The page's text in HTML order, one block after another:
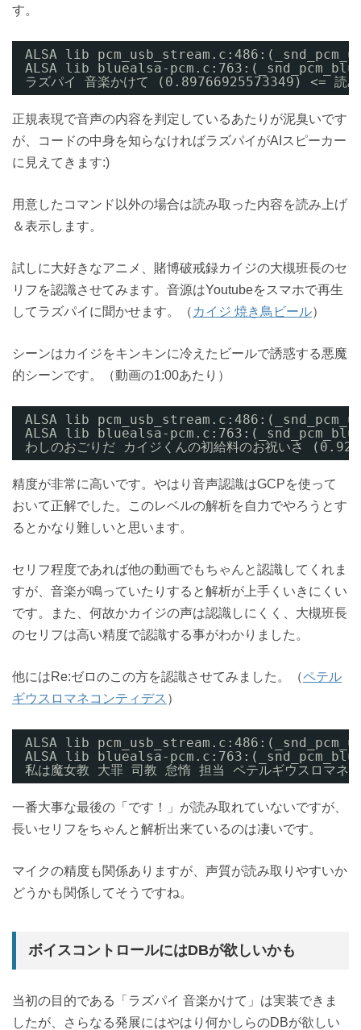
す。
ALSA lib
ALSA lib bluealsa-
ラズパイ 音楽かけて (0.89766925573349) <= 読み
正規表現で音声の内容を判定しているあたりが泥臭いです
が、コードの中身を知らなければラズパイがAIスピーカー
に見えてきます:)
用意したコマンド以外の場合は読み取った内容を読み上げ
＆表示します。
試しに大好きなアニメ、賭博破戒録カイジの大槻班長のセ
リフを認識させてみます。音源はYoutubeをスマホで再生
してラズパイに聞かせます。（ カイジ 焼き鳥ビール）
シーンはカイジをキンキンに冷えたビールで誘惑する悪魔
的シーンです。（動画の1:00あたり）
ALSA lib
ALSA lib bluealsa-
わしのおごりだ カイジくんの初給料のお祝いさ
精度が非常に高いです。やはり音声認識はGCPを使って
おいて正解でした。このレベルの解析を自力でやろうとす
るとかなり難しいと思います。
セリフ程度であれば他の動画でもちゃんと認識してくれま
すが、音楽が鳴っていたりすると解析が上手くいきにくい
です。また、何故かカイジの声は認識しにくく、大槻班長
のセリフは高い精度で認識する事がわかりました。
他にはRe:ゼロのこの方を認識させてみました。（ペテル
ギウスロマネコンティデス ）
ALSA lib
ALSA lib bluealsa-
私は魔女教 大罪 司教 怠惰 担当 ペテルギウスロマ
一番大事な最後の「です！」が読み取れていないですが、
長いセリフをちゃんと解析出来ているのは凄いです。
マイクの精度も関係ありますが、声質が読み取りやすいか
どうかも関係してそうですね。
ボイスコントロールにはDBが欲しいかも
当初の目的である「ラズパイ 音楽かけて」は実装できま
したが、さらなる発展にはやはり何かしらのDBが欲しい